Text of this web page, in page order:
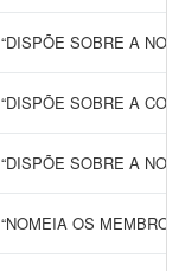
“DISPÕE SOBRE A
“DISPÕE SOBRE A
“DISPÕE SOBRE A
“NOMEIA OS